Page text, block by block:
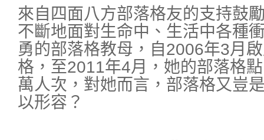
來自四面八方部落格友的支持鼓
不斷地面對生命中、生活中各種
勇的部落格教母，自2006年3月
格，至2011年4月，她的部落格
萬人次，對她而言，部落格又豈
以形容？